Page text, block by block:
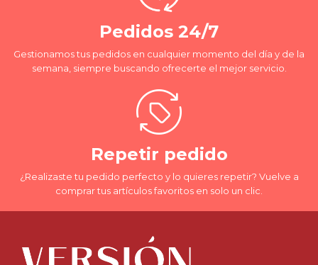
Pedidos 24/7
Gestionamos tus pedidos en cualquier momento del día y de la
semana, siempre buscando ofrecerte el mejor servicio.
Repetir pedido
¿Realizaste tu pedido perfecto y lo quieres repetir? Vuelve a
comprar tus artículos favoritos en solo un clic.